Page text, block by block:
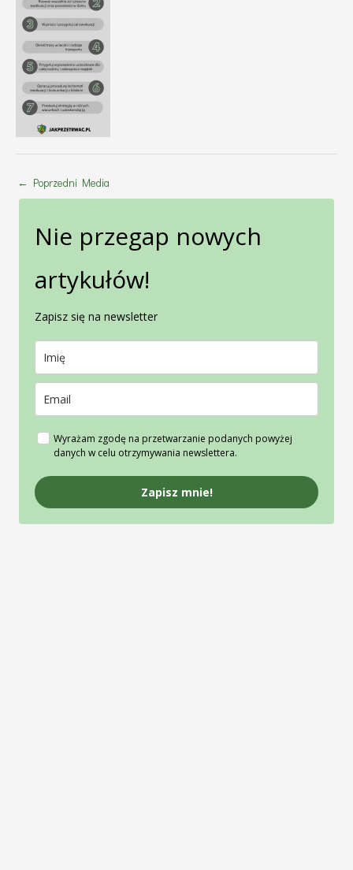
← Poprzedni Media
Nie przegap nowych
artykułów!
Zapisz się na newsletter
Wyrażam zgodę na przetwarzanie podanych powyżej
danych w celu otrzymywania newslettera.
Zapisz mnie!